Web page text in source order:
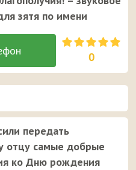
зятя по имени
0
передать
отцу самые добрые
ко Дню рождения